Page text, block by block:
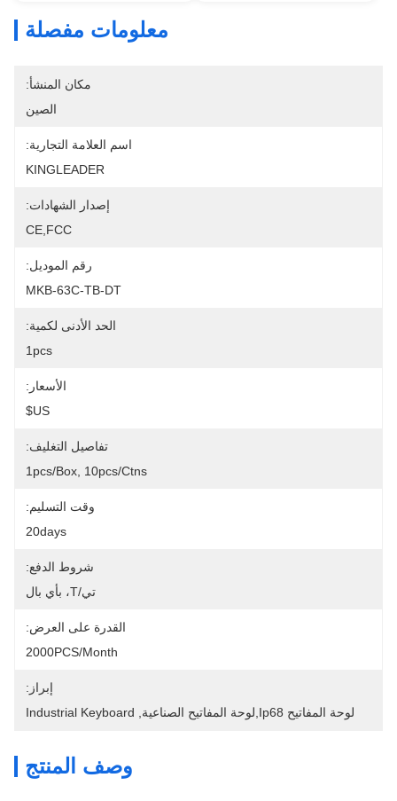
معلومات مفصلة
مكان المنشأ:
الصين
اسم العلامة التجارية:
KINGLEADER
إصدار الشهادات:
CE,FCC
رقم الموديل:
MKB-63C-TB-DT
الحد الأدنى لكمية:
1pcs
الأسعار:
US$
تفاصيل التغليف:
1pcs/box, 10pcs/ctns
وقت التسليم:
20days
شروط الدفع:
تي/T، بأي بال
القدرة على العرض:
2000PCS/month
إبراز:
لوحة المفاتيح Ip68,لوحة المفاتيح الصناعية
Industrial Keyboard
وصف المنتج